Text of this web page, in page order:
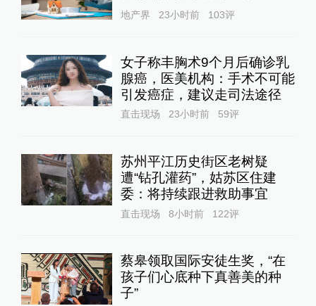
地产界 23小时前 103评
女子称丰胸术9个月后确诊乳
腺癌，医美机构：手术不可能
引发癌症，建议走司法途径
直击现场 23小时前 59评
苏州平江历史街区老树疑
遭“钻孔灌药”，姑苏区住建
委：将持续跟进救助事宜
直击现场 8小时前 122评
蔡皋领取国际安徒生奖，“在
孩子们心底种下真善美的种
子”